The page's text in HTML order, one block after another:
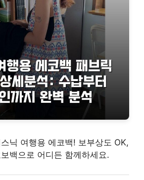
닉 여행용 에코백! 보부상도 OK,
백으로 어디든 함께하세요.